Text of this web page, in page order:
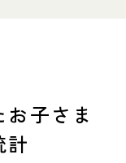
子さま
計